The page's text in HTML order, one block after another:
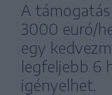
A támogatás
3000 euró/
egy
legfeljebb 6
igényelhet.